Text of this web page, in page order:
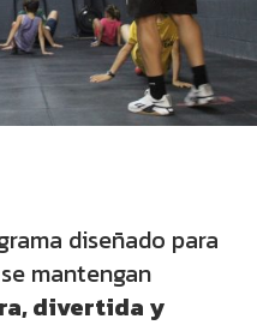
diseñado para
mantengan
divertida y